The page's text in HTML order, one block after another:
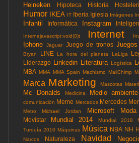
Heineken Hipoteca Historia
Humor IKEA IT Iberia Iglesia Imágenes
Infantil Informática Instagram
Internejavascript:void(0)t Internet
Iphone Jaguar Juego de tronos Juegos
Bryan
LINE La hora del planeta LaLiga
Liderazgo Linkedin Literatura Logística
MBA MMA MMA Spain Machismo MailChimp
Marca Marketing Mascotas
Mc Donalds Medicina Medio ambiente
comunicación Meme Mercados Mercedes
Metro Michael Jordan Microsoft Moda
Movistar
Mundial 2014 Mundial 2018
Turquía 2010 Máquinas Música NBA NH
Narcos Naturaleza Navidad